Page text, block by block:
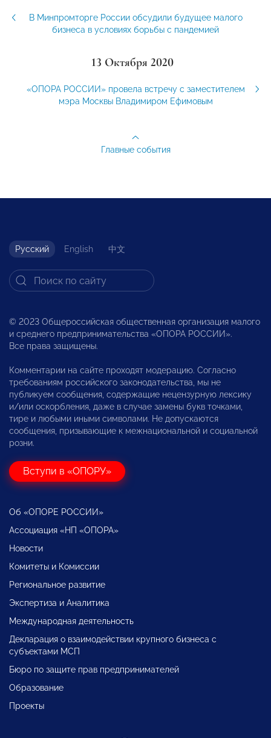
В Минпромторге России обсудили будущее малого
бизнеса в условиях борьбы с пандемией
13 Октября 2020
«ОПОРА РОССИИ» провела встречу с заместителем
мэра Москвы Владимиром Ефимовым
Главные события
Русский English 中文
© 2023 Общероссийская общественная организация малого
и среднего предпринимательства «ОПОРА РОССИИ».
Все права защищены.
Комментарии на сайте проходят модерацию. Согласно
требованиям российского законодательства, мы не
публикуем сообщения, содержащие нецензурную лексику
и/или оскорбления, даже в случае замены букв точками,
тире и любыми иными символами. Не допускаются
сообщения, призывающие к межнациональной и социальной
розни.
Вступи в «ОПОРУ»
Об «ОПОРЕ РОССИИ»
Ассоциация «НП «ОПОРА»
Новости
Комитеты и Комиссии
Региональное развитие
Экспертиза и Аналитика
Международная деятельность
Декларация о взаимодействии крупного бизнеса с
субъектами МСП
Бюро по защите прав предпринимателей
Образование
Проекты